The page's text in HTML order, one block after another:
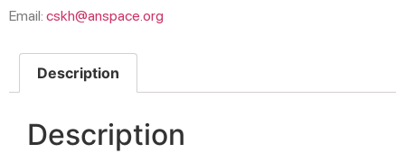
Email: cskh@anspace.org
Description
Description